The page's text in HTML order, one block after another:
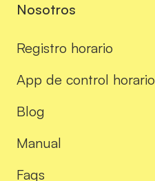
Nosotros
Registro horario
App de control horario
Blog
Manual
Faqs